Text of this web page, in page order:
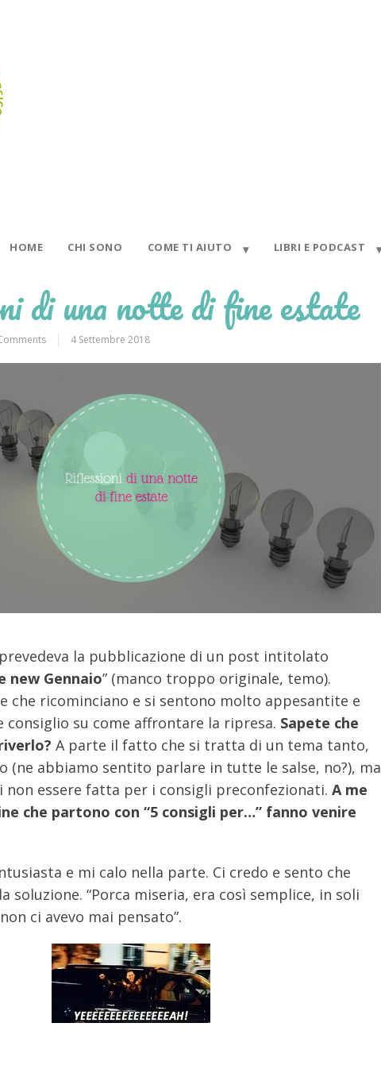
HOME CHI SONO COME TI AIUTO LIBRI E PODCAST
di una notte di fine estate
4 Settembre 2018
la pubblicazione di un post intitolato
new Gennaio” (manco troppo originale, temo).
che ricominciano e si sentono molto appesantite e
consiglio su come affrontare la ripresa. Sapete che
A parte il fatto che si tratta di un tema tanto,
abbiamo sentito parlare in tutte le salse, no?), ma
non essere fatta per i consigli preconfezionati. A me
che partono con “5 consigli per…” fanno venire
e mi calo nella parte. Ci credo e sento che
soluzione. “Porca miseria, era così semplice, in soli
ci avevo mai pensato”.